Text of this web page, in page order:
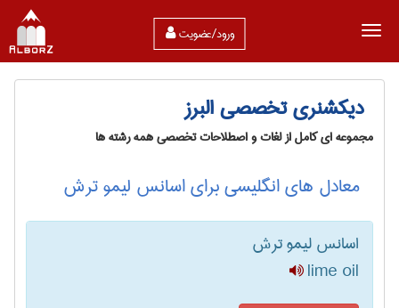
ورود/عضویت
دیکشنری تخصصی البرز
مجموعه ای کامل از لغات و اصطلاحات تخصصی همه رشته ها
معادل های انگلیسی برای اسانس لیمو ترش
اسانس لیمو ترش
lime oil